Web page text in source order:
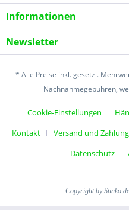
Informationen
Newsletter
* Alle Preise inkl. gesetzl.
Nachnahmegebühren,
Cookie-Einstellungen
Kontakt
Versand und
Datenschutz
Copyright by